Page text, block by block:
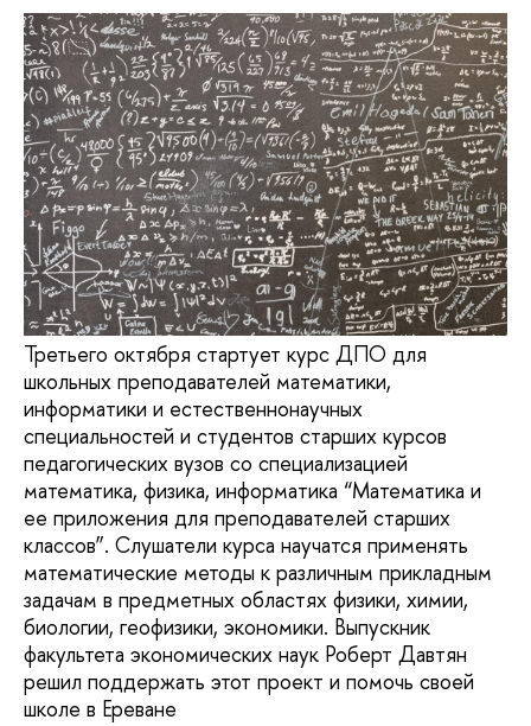
Третьего октября стартует курс ДПО для
школьных преподавателей математики,
информатики и естественнонаучных
специальностей и студентов старших курсов
педагогических вузов со специализацией
математика, физика, информатика “Математика и
ее приложения для преподавателей старших
классов”. Слушатели курса научатся применять
математические методы к различным прикладным
задачам в предметных областях физики, химии,
биологии, геофизики, экономики. Выпускник
факультета экономических наук Роберт Давтян
решил поддержать этот проект и помочь своей
школе в Ереване